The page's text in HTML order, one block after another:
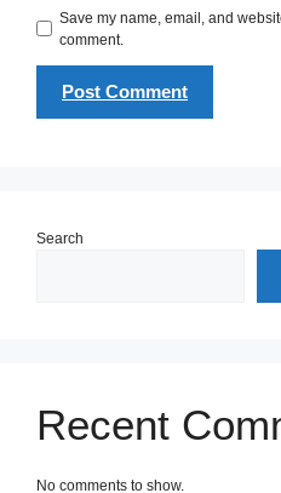
Save my name, email, and
comment.
Search
Recent
No comments to show.